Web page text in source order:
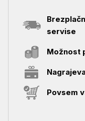
servise
Možnost
Povsem